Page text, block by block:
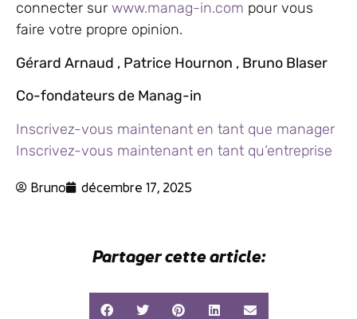
connecter sur www.manag-in.com pour vous
faire votre propre opinion.
Gérard Arnaud , Patrice Hournon , Bruno Blaser
Co-fondateurs de Manag-in
Inscrivez-vous maintenant en tant que manager
Inscrivez-vous maintenant en tant qu‘entreprise
Bruno décembre 17, 2025
Partager cette article: